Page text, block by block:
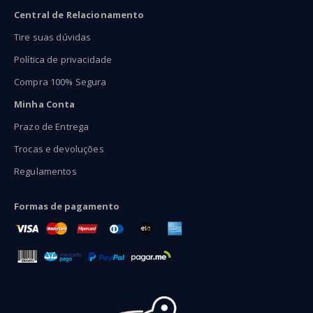
Central de Relacionamento
Tire suas dúvidas
Política de privacidade
Compra 100% Segura
Minha Conta
Prazo de Entrega
Trocas e devoluções
Regulamentos
Formas de pagamento